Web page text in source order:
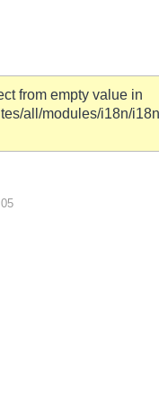
from empty value in
all/modules/i18n/